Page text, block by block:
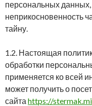
персональных
неприкосновенность
тайну.
1.2. Настоящая
обработки
применяется ко всей
может получить о
сайта https://